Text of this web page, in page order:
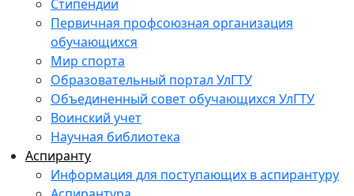
Стипендии
Первичная профсоюзная организация
обучающихся
Мир спорта
Образовательный портал УлГТУ
Объединенный совет обучающихся УлГТУ
Воинский учет
Научная библиотека
Аспиранту
Информация для поступающих в аспирантуру